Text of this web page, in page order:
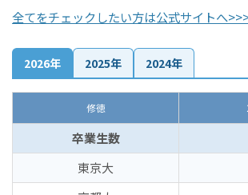
全てをチェックしたい方は公式サイトへ
2026年 2025年 2024年
修徳
卒業生数
東京大